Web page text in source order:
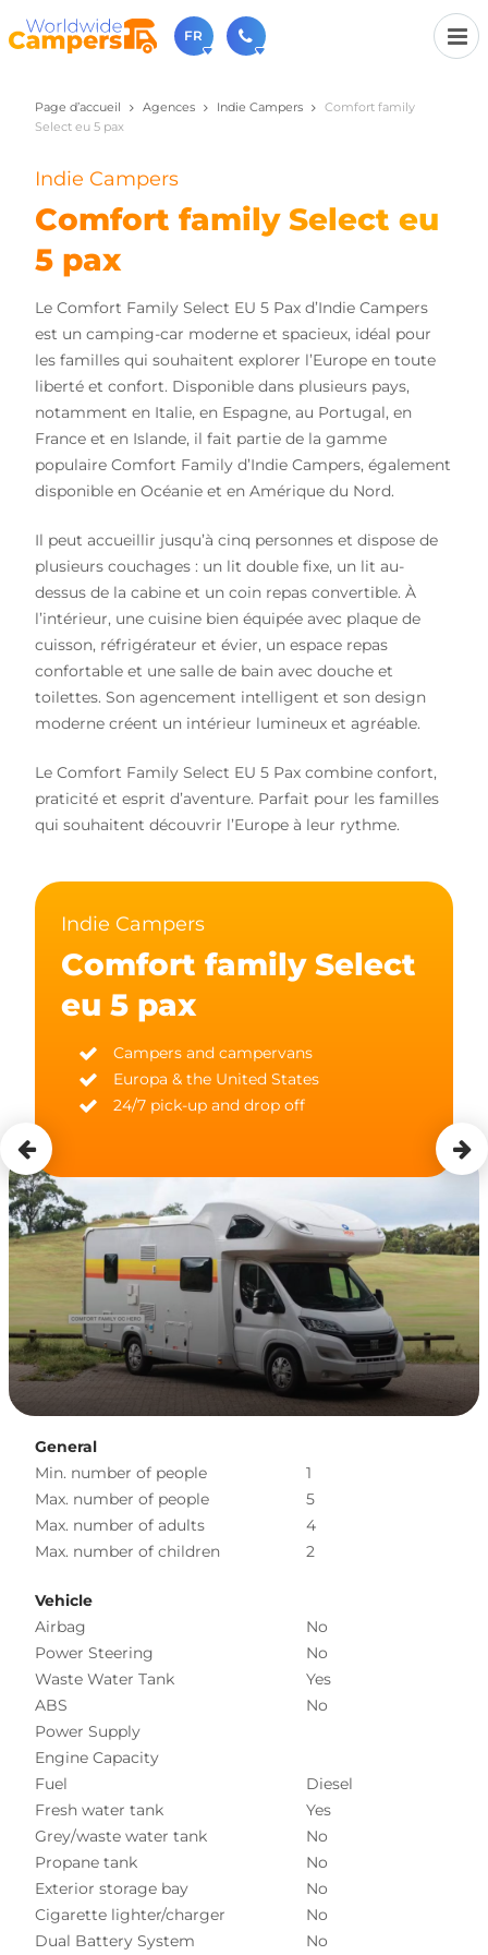
FR
+31 030-6974964
N'hésitez pas à nous appeler(lundi à vendredi de 9h à
sales@worldwidecampers.com
Vous pouvez également nous envoyer un e-mail.
Page d’accueil Agences Indie Campers
Comfort family
Select eu 5 pax
Indie Campers
Comfort family Select eu
5 pax
Le Comfort Family Select EU 5 Pax d’Indie Campers
est un camping-car moderne et spacieux, idéal pour
les familles qui souhaitent explorer l’Europe en toute
liberté et confort. Disponible dans plusieurs pays,
notamment en Italie, en Espagne, au Portugal, en
France et en Islande, il fait partie de la gamme
populaire Comfort Family d’Indie Campers, également
disponible en Océanie et en Amérique du Nord.
Il peut accueillir jusqu’à cinq personnes et dispose de
plusieurs couchages : un lit double fixe, un lit au-
dessus de la cabine et un coin repas convertible. À
l’intérieur, une cuisine bien équipée avec plaque de
cuisson, réfrigérateur et évier, un espace repas
confortable et une salle de bain avec douche et
toilettes. Son agencement intelligent et son design
moderne créent un intérieur lumineux et agréable.
Le Comfort Family Select EU 5 Pax combine confort,
praticité et esprit d’aventure. Parfait pour les familles
qui souhaitent découvrir l’Europe à leur rythme.
Indie Campers
Comfort family Select
eu 5 pax
Campers and campervans
Europa & the United States
24/7 pick-up and drop off
General
Min. number of people
1
Max. number of people
5
Max. number of adults
4
Max. number of children
2
Vehicle
Airbag
No
Power Steering
No
Waste Water Tank
Yes
ABS
No
Power Supply
Engine Capacity
Fuel
Diesel
Fresh water tank
Yes
Grey/waste water tank
No
Propane tank
No
Exterior storage bay
No
Cigarette lighter/charger
No
Dual Battery System
No